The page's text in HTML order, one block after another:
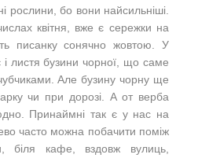
рослини, бо вони найсильніші.
квітня, вже є сережки на
писанку сонячно жовтою. У
листя бузини чорної, що саме
Але бузину чорну ще
чи при дорозі. А от верба
Принаймні так є у нас на
часто можна побачити поміж
біля кафе, вздовж вулиць,